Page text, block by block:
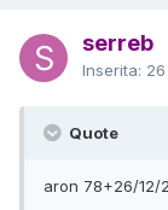
serreb
Inserita:
Quote
aron 78+26/12/